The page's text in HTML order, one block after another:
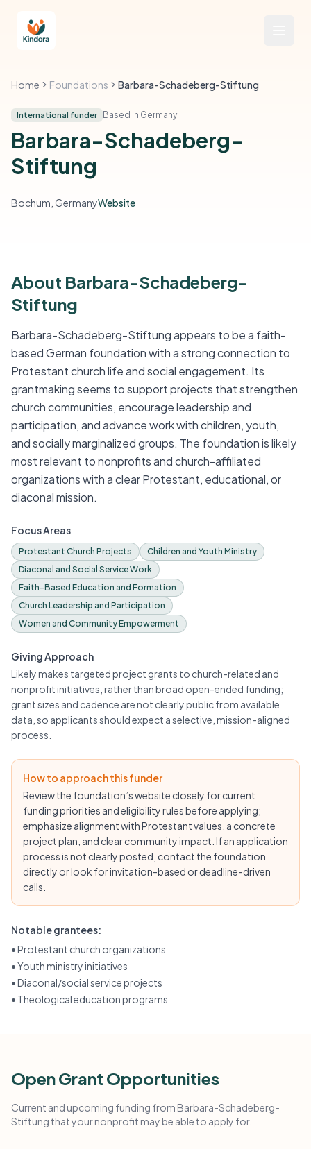
Home Foundations Barbara-Schadeberg-Stiftung
International funder Based in Germany
Barbara-Schadeberg-
Stiftung
Bochum, GermanyWebsite
About Barbara-Schadeberg-
Stiftung
Barbara-Schadeberg-Stiftung appears to be a faith-
based German foundation with a strong connection to
Protestant church life and social engagement. Its
grantmaking seems to support projects that strengthen
church communities, encourage leadership and
participation, and advance work with children, youth,
and socially marginalized groups. The foundation is likely
most relevant to nonprofits and church-affiliated
organizations with a clear Protestant, educational, or
diaconal mission.
Focus Areas
Protestant Church Projects
Children and Youth Ministry
Diaconal and Social Service Work
Faith-Based Education and Formation
Church Leadership and Participation
Women and Community Empowerment
Giving Approach
Likely makes targeted project grants to church-related and
nonprofit initiatives, rather than broad open-ended funding;
grant sizes and cadence are not clearly public from available
data, so applicants should expect a selective, mission-aligned
process.
How to approach this funder
Review the foundation’s website closely for current
funding priorities and eligibility rules before applying;
emphasize alignment with Protestant values, a concrete
project plan, and clear community impact. If an application
process is not clearly posted, contact the foundation
directly or look for invitation-based or deadline-driven
calls.
Notable grantees:
•Protestant church organizations
•Youth ministry initiatives
•Diaconal/social service projects
• Theological education programs
Open Grant Opportunities
Current and upcoming funding from Barbara-Schadeberg-
Stiftung that your nonprofit may be able to apply for.